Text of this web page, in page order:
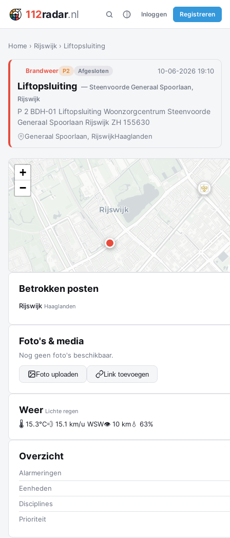
112radar.nl Inloggen Registreren
Home › Rijswijk › Liftopsluiting
Brandweer P2 Afgesloten 10-06-2026 19:10
Liftopsluiting — Steenvoorde Generaal Spoorlaan,
Rijswijk
P 2 BDH-01 Liftopsluiting Woonzorgcentrum Steenvoorde
Generaal Spoorlaan Rijswijk ZH 155630
Generaal Spoorlaan, RijswijkHaaglanden
+
−
Betrokken posten
Rijswijk Haaglanden
Foto's & media
Nog geen foto's beschikbaar.
Foto uploaden Link toevoegen
Weer Lichte regen
🌡 15.3°C💨 15.1 km/u WSW👁 10 km💧 63%
Overzicht
Alarmeringen
Eenheden
Disciplines
Prioriteit